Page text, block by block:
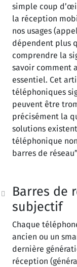
simple coup
la réception
nos usages
dépendent plus
comprendre la
savoir comment
essentiel. Cet
téléphoniques
peuvent être
précisément la
solutions
téléphonique
barres de
Barres de
subjectif
Chaque
ancien ou un
dernière
réception